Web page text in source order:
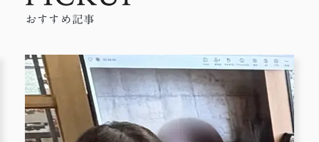
おすすめ記事